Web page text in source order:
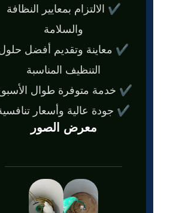
✔ الالتزام بمعايير النظافة
والسلامة
✔ معاينة وتقديم أفضل حلول
التنظيف المناسبة
✔ خدمة متوفرة طوال الأسبوع
✔ جودة عالية وأسعار تنافسية
معرض الصور